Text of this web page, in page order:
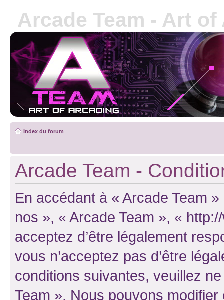
Arcade Team - Art
Index du forum
Arcade Team -
En accédant à « Arcade Team
nos », « Arcade Team », «
acceptez d’être légalement
vous n’acceptez pas d’être
conditions suivantes, veuillez
Team ». Nous pouvons